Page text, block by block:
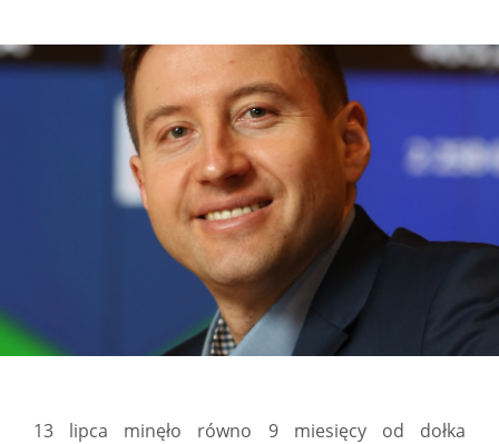
13 lipca minęło równo 9 miesięcy od dołka